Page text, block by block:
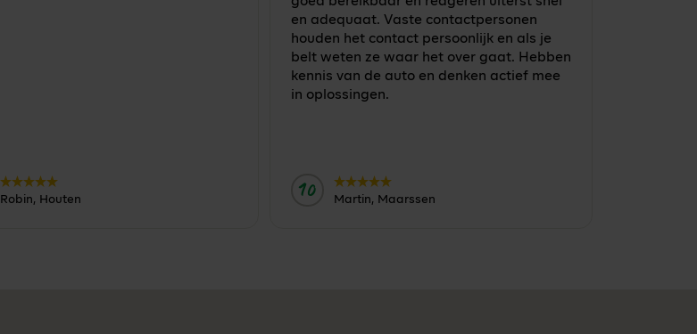
Door:
Robin, Houten
en adequaat. Vaste contactpersonen
houden het contact persoonlijk en als je
belt weten ze waar het over gaat. Hebben
kennis van de auto en denken actief mee
in oplossingen.
10 Door:
Martin, Maarssen